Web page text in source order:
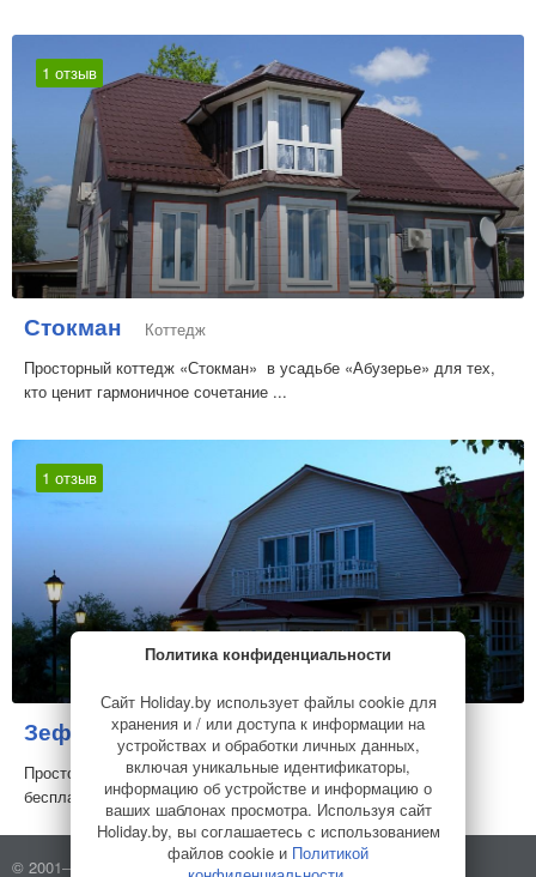
1 отзыв
Стокман
Коттедж
Просторный коттедж «Стокман» в усадьбе «Абузерье» для тех,
кто ценит гармоничное сочетание ...
1 отзыв
Зефир
Коттедж
Просторный коттедж, посещение уникальной оранжереи
бесплатно!
© 2001–2026 Holiday.by Правила использования сайта
Политика конфиденциальности
Сайт Holiday.by использует файлы cookie для
хранения и / или доступа к информации на
устройствах и обработки личных данных,
включая уникальные идентификаторы,
информацию об устройстве и информацию о
ваших шаблонах просмотра. Используя сайт
Holiday.by, вы соглашаетесь с использованием
файлов cookie и Политикой